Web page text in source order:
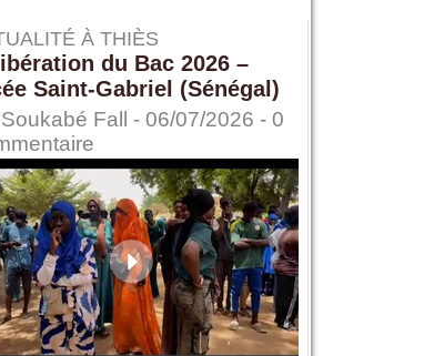
À THIÈS
du Bac 2026 –
Saint-Gabriel (Sénégal)
Fall - 06/07/2026 - 0